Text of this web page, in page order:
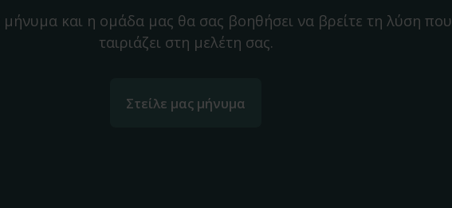
μήνυμα και η ομάδα μας θα σας βοηθήσει να βρείτε τη λύση που
ταιριάζει στη μελέτη σας.
Στείλε μας μήνυμα